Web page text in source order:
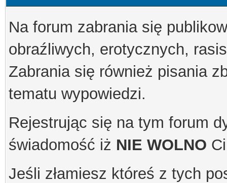
Na forum zabrania się
obraźliwych, erotycznych,
Zabrania się również pisania
tematu wypowiedzi.
Rejestrując się na tym forum
świadomość iż NIE WOLNO
Jeśli złamiesz któreś z tych